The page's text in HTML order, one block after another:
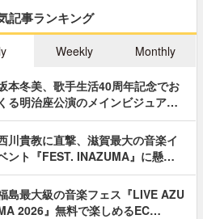
記事ランキング
Weekly Monthly
本冬美、歌手生活40周年記念でお
くる明治座公演のメインビジュア…
川貴教に直撃、滋賀最大の音楽イ
ント『FEST. INAZUMA』に懸…
島最大級の音楽フェス『LIVE AZU
2026』無料で楽しめるEC…